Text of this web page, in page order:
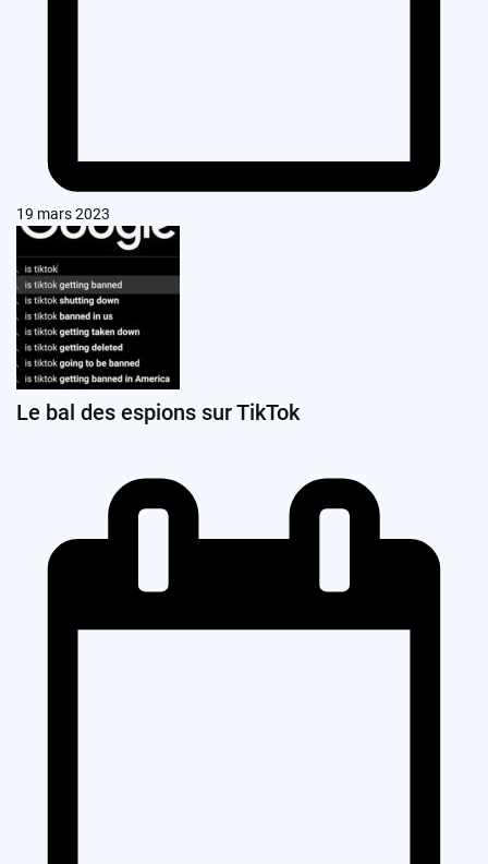
19 mars 2023
Le bal des espions sur TikTok